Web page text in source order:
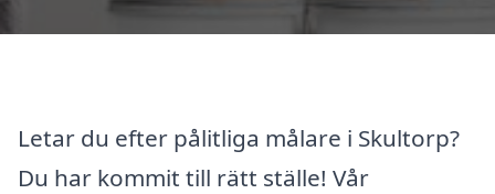
Letar du efter pålitliga målare i Skultorp?
Du har kommit till rätt ställe! Vår